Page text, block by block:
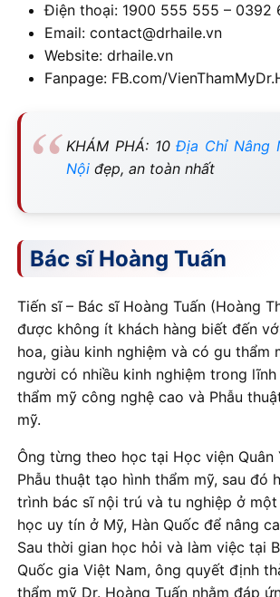
Điện thoại: 1900 555 555 – 0392
Email: contact@drhaile.vn
Website: drhaile.vn
Fanpage: FB.com/
KHÁM PHÁ: 10Địa Chỉ Nâng
Nội đẹp, an toàn nhất
Bác sĩ Hoàng Tuấn
Tiến sĩ – Bác sĩ Hoàng Tuấn (Hoàng
được không ít khách hàng biết đến
hoa, giàu kinh nghiệm và có gu thẩm
người có nhiều kinh nghiệm trong
thẩm mỹ công nghệ cao và Phẫu
mỹ.
Ông từng theo học tại Học viện Quân
Phẫu thuật tạo hình thẩm mỹ, sau đó
trình bác sĩ nội trú và tu nghiệp ở
học uy tín ở Mỹ, Hàn Quốc để nâng
Sau thời gian học hỏi và làm việc tại
Quốc gia Việt Nam, ông quyết định
thẩm mỹ Dr. Hoàng Tuấn nhằm đáp